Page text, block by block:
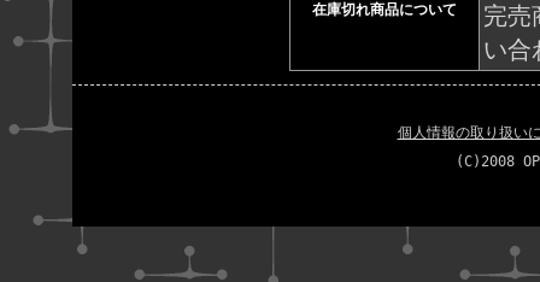
在庫切れ商品について
完売
い合
個人情報の取り扱い
(C)2008